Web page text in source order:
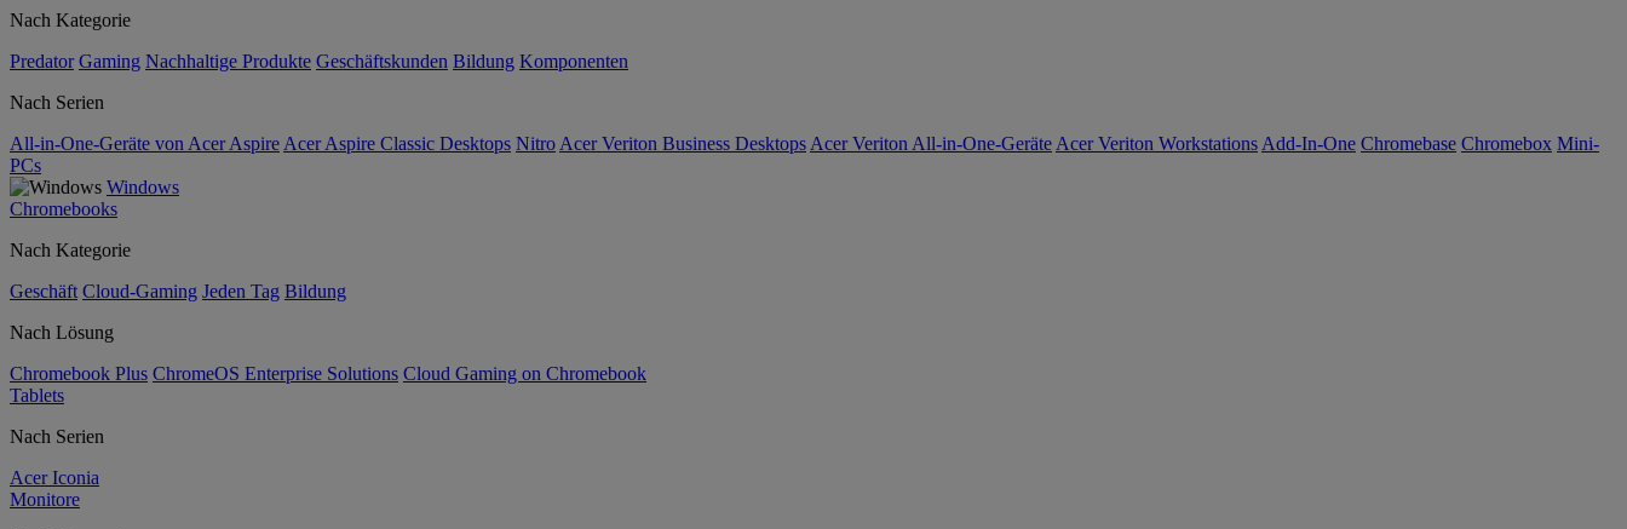
Nach Kategorie
Predator Gaming Nachhaltige Produkte Geschäftskunden Bildung Komponenten
Nach Serien
All-in-One-Geräte von Acer Aspire Acer Aspire Classic Desktops Nitro Acer Veriton Business Desktops Acer Veriton All-in-One-Geräte Acer Veriton Workstations Add-In-One Chromebase Chromebox Mini-
PCs
Windows
Chromebooks
Nach Kategorie
Geschäft Cloud-Gaming Jeden Tag Bildung
Nach Lösung
Chromebook Plus ChromeOS Enterprise Solutions Cloud Gaming on Chromebook
Tablets
Nach Serien
Acer Iconia
Monitore